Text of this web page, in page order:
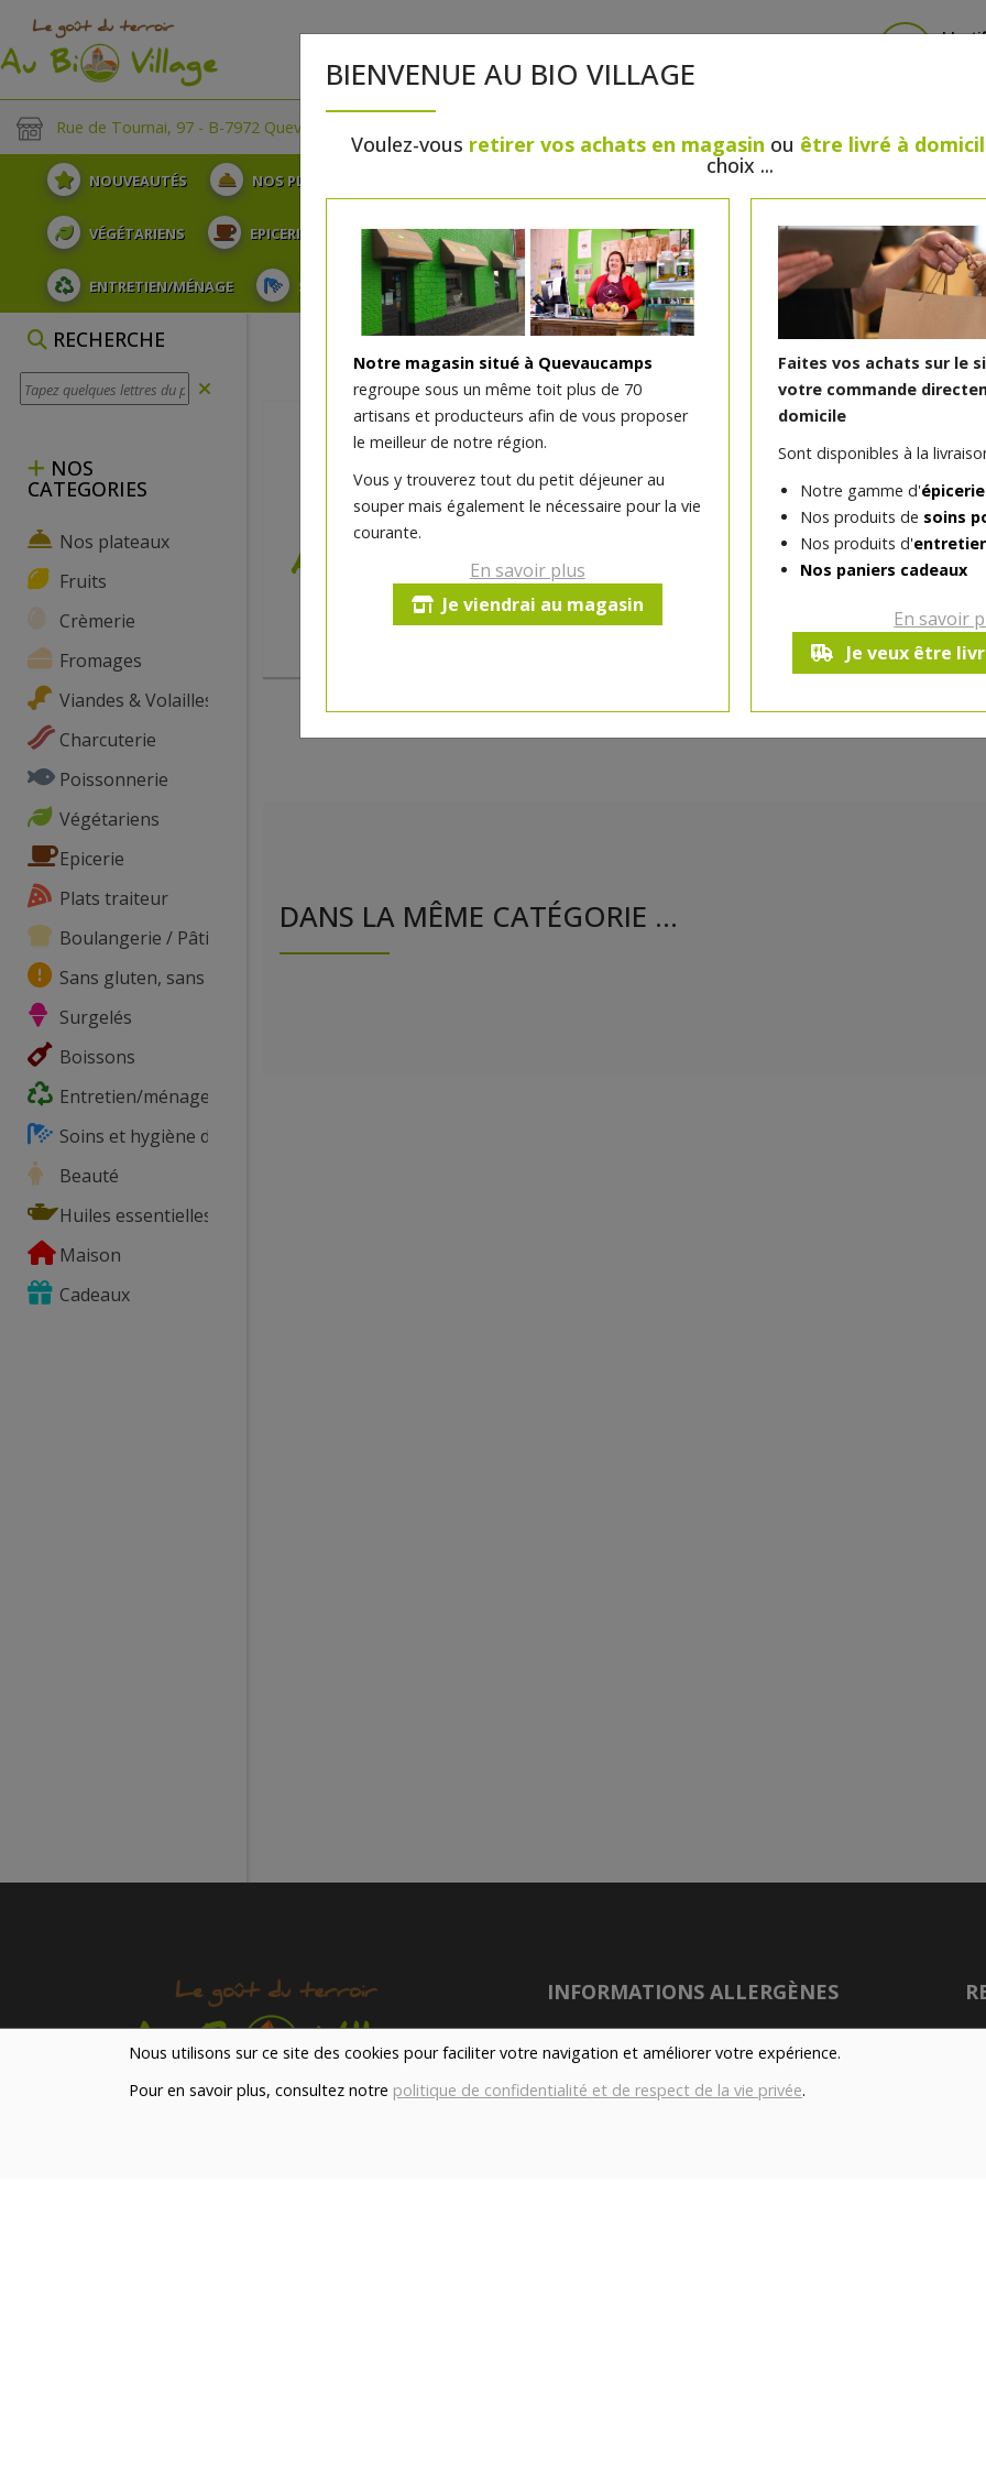
Nous utilisons sur ce site des cookies pour faciliter votre navigation et améliorer votre expérience.
Pour en savoir plus, consultez notre politique de confidentialité et de respect de la vie privée.
Rue de Tournai, 97 - B-7972 Quevaucamps
NOUVEAUTÉS NOS PLATEAUX
VÉGÉTARIENS EPICERIE PLATS TRAITEUR BOULANGERIE / PÂTISSERIE SANS GLUTEN, SANS
ENTRETIEN/MÉNAGE SOINS ET HYGIÈNE DU CORPS BEAUTÉ HUILES ESSENTIELLES MAISON
RECHERCHE
NOS
CATEGORIES
Nos plateaux
Fruits
Crèmerie
Fromages
Viandes & Volailles
Charcuterie
Poissonnerie
Végétariens
Epicerie
Plats traiteur
Boulangerie / Pâtisserie
Sans gluten, sans lactose, ...
Surgelés
Boissons
Entretien/ménage
Soins et hygiène du corps
Beauté
Huiles essentielles
Maison
Cadeaux
BIENVENUE AU BIO VILLAGE
Voulez-vous retirer vos achats en magasin ou être livré à
choix ...
Notre magasin situé à Quevaucamps
regroupe sous un même toit plus de 70
artisans et producteurs afin de vous proposer
le meilleur de notre région.
Vous y trouverez tout du petit déjeuner au
souper mais également le nécessaire pour la vie
courante.
En savoir plus
Je viendrai au magasin
Faites vos achats sur le
votre commande
domicile
Sont disponibles à la
Notre gamme d'
Nos produits de soins
Nos produits d'
Nos paniers cadeaux
En savoir
Je veux être
Sorbet poire 150ml
Ce produit est indisponible pour
DANS LA MÊME CATÉGORIE ...
Notre magasin situé à Quevaucamps réunit sous son
INFORMATIONS ALLERGÈNES
Tous nos produits sont susceptibles de contenir
amples informations sur ceux-ci, vous pouvez